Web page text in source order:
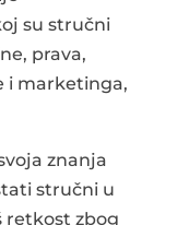
su stručni
prava,
i marketinga,
znanja
stručni u
retkost zbog